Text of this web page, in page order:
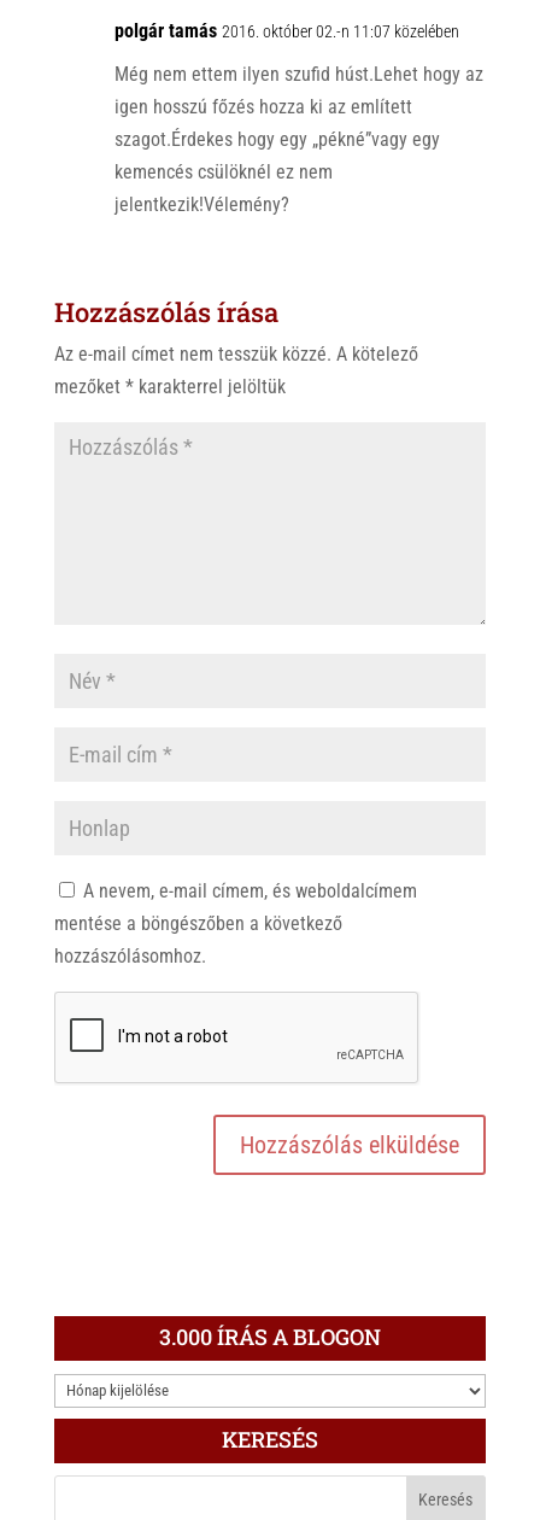
polgár tamás 2016. október 02.-n 11:07 közelében
Még nem ettem ilyen szufid húst.Lehet hogy az
igen hosszú főzés hozza ki az említett
szagot.Érdekes hogy egy „pékné”vagy egy
kemencés csülöknél ez nem
jelentkezik!Vélemény?
Hozzászólás írása
Az e-mail címet nem tesszük közzé. A kötelező
mezőket *karakterrel jelöltük
A nevem, e-mail címem, és weboldalcímem
mentése a böngészőben a következő
hozzászólásomhoz.
3.000 ÍRÁS A BLOGON
3.000
ÍRÁS
KERESÉS